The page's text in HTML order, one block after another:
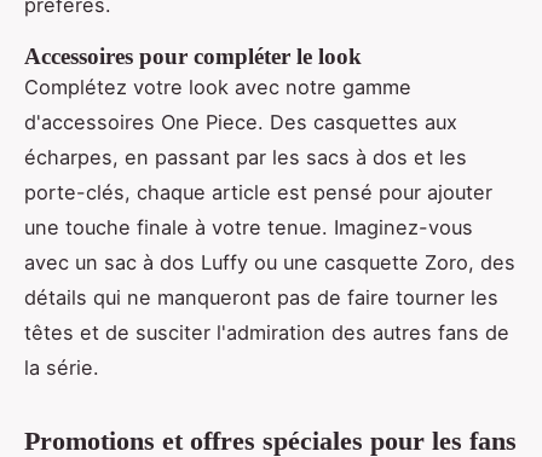
Accessoires pour compléter le look
Complétez votre look avec notre gamme
d'accessoires One Piece. Des casquettes aux
écharpes, en passant par les sacs à dos et les
porte-clés, chaque article est pensé pour ajouter
une touche finale à votre tenue. Imaginez-vous
avec un sac à dos Luffy ou une casquette Zoro, des
détails qui ne manqueront pas de faire tourner les
têtes et de susciter l'admiration des autres fans de
la série.
Promotions et offres spéciales pour les fans